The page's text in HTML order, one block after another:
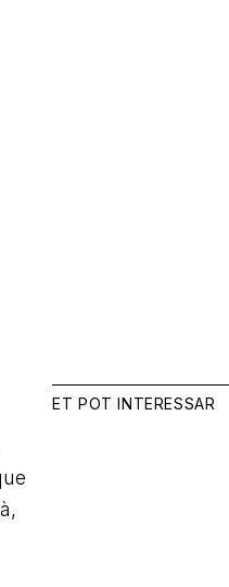
ET POT INTERESSAR